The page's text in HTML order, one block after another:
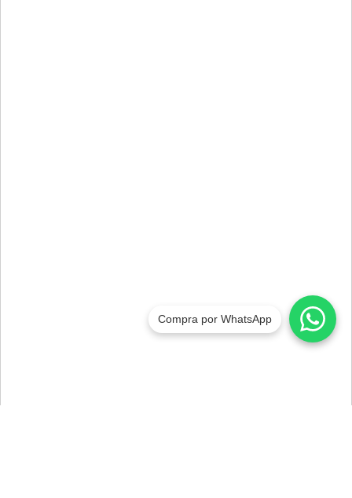
Compra por WhatsApp